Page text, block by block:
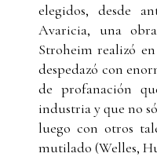
elegidos, desde
Avaricia, una
Stroheim realizó
despedazó con
de profanación
industria y que no
luego con otros
mutilado (Welles,